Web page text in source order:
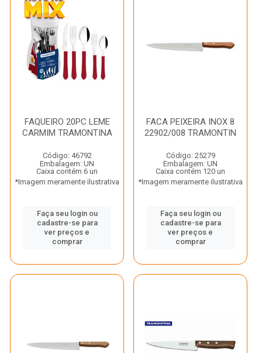
FAQUEIRO 20PC LEME
CARMIM TRAMONTINA
Código: 46792
Embalagem: UN
Caixa contém 6 un
*Imagem meramente ilustrativa
Faça seu login ou
cadastre-se para
ver preços e
comprar
FACA PEIXEIRA INOX 8
22902/008 TRAMONTIN
Código: 25279
Embalagem: UN
Caixa contém 120 un
*Imagem meramente ilustrativa
Faça seu login ou
cadastre-se para
ver preços e
comprar